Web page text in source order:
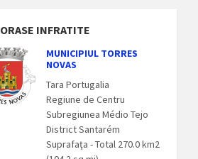
ORASE INFRATITE
MUNICIPIUL TORRES
NOVAS
Tara Portugalia
Regiune de Centru
Subregiunea Médio Tejo
District Santarém
Suprafaţa - Total 270.0 km2